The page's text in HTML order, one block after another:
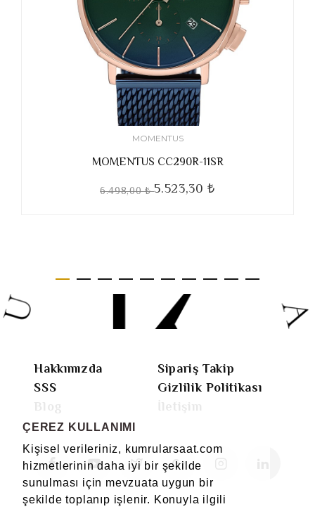
ÇEREZ KULLANIMI
Kişisel verileriniz, kumrularsaat.com
hizmetlerinin daha iyi bir şekilde
sunulması için mevzuata uygun bir
şekilde toplanıp işlenir. Konuyla ilgili
MOMENTUS
MOMENTUS CC290R-11SR
6.498,00 ₺5.523,30 ₺
Hakkımızda
Sipariş Takip
SSS
Gizlilik Politikası